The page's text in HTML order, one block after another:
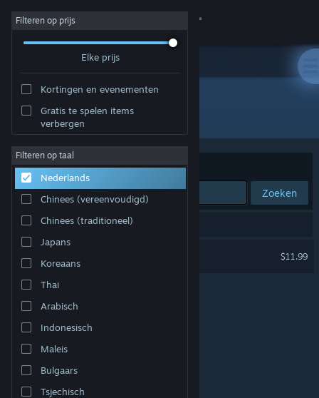
Inloggen
Community
Over
Ondersteuning
Taal wijzigen
Download de mobiele Steam-app
Desktopwebsite weergeven
Filteren op prijs
Elke prijs
Kortingen en evenementen
Gratis te spelen items
verbergen
Filteren op taal
Nederlands
Chinees (vereenvoudigd)
Chinees (traditioneel)
Japans
Koreaans
Thai
Arabisch
Indonesisch
Maleis
Bulgaars
Tsjechisch
Ontwikkelaar: StudioGoupil
Sorteren op Relevantie
Zoeken
1 resultaat komt overeen met je zoekopdracht.
$11.99